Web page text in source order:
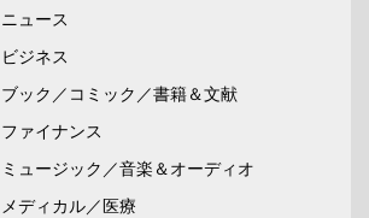
ニュース
ビジネス
ブック／コミック／書籍＆文献
ファイナンス
ミュージック／音楽＆オーディオ
メディカル／医療